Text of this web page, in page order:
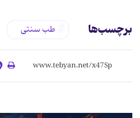
برچسب‌ها طب سنتی